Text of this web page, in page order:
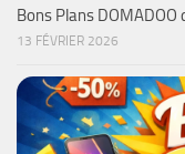
Bons Plans
13 FÉVRIER 2026